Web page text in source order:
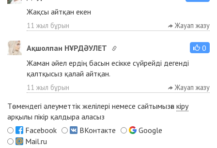
Жақсы айтқан екен
11 жыл бұрын Жауап жазу
Ақшолпан НҰРДӘУЛЕТ
0
Жаман әйел ердің басын есікке сүйрейді дегенді
қалтқысыз қалай айтқан.
11 жыл бұрын Жауап жазу
Төмендегі әлеуметтік желілері немесе сайтымызға кіру
арқылы пікір қалдыра аласыз
Facebook
ВКонтакте
Google
Mail.ru